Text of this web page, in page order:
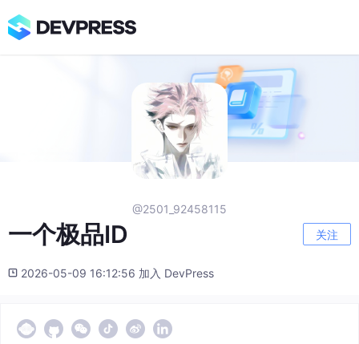
@2501_92458115
一个极品ID 关注
2026-05-09 16:12:56 加入 DevPress